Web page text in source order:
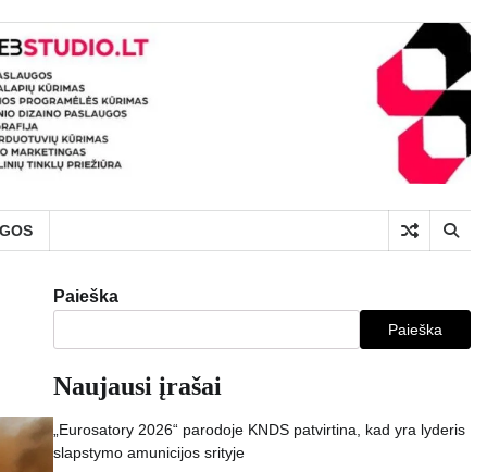
Paieška
Paieška
Naujausi įrašai
„Eurosatory 2026“ parodoje KNDS patvirtina, kad yra lyderis
slapstymo amunicijos srityje